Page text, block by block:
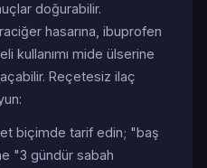
doğurabilir.
hasarına, ibuprofen
kullanımı mide ülserine
Reçetesiz ilaç
biçimde tarif edin; "baş
"3 gündür sabah